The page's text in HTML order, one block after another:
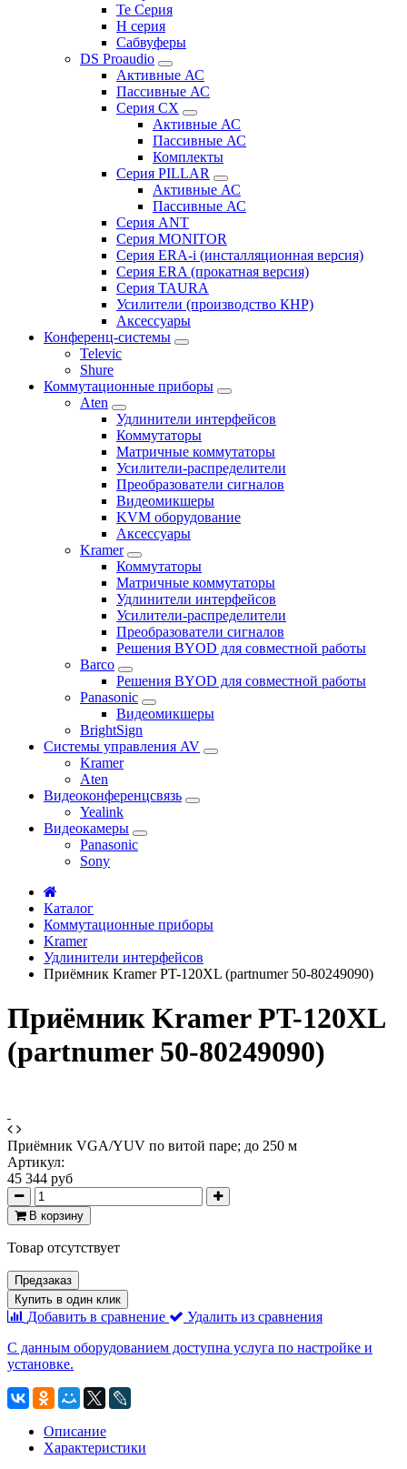
Te Серия
H серия
Сабвуферы
DS Proaudio
Активные АС
Пассивные АС
Серия CX
Активные АС
Пассивные АС
Комплекты
Серия PILLAR
Активные АС
Пассивные АС
Серия ANT
Серия MONITOR
Серия ERA-i (инсталляционная версия)
Серия ERA (прокатная версия)
Серия TAURA
Усилители (производство КНР)
Аксессуары
Конференц-системы
Televic
Shure
Коммутационные приборы
Aten
Удлинители интерфейсов
Коммутаторы
Матричные коммутаторы
Усилители-распределители
Преобразователи сигналов
Видеомикшеры
KVM оборудование
Аксессуары
Kramer
Коммутаторы
Матричные коммутаторы
Удлинители интерфейсов
Усилители-распределители
Преобразователи сигналов
Решения BYOD для совместной работы
Barco
Решения BYOD для совместной работы
Panasonic
Видеомикшеры
BrightSign
Системы управления AV
Kramer
Aten
Видеоконференцсвязь
Yealink
Видеокамеры
Panasonic
Sony
Каталог
Коммутационные приборы
Kramer
Удлинители интерфейсов
Приёмник Kramer PT-120XL (partnumer 50-80249090)
Приёмник Kramer PT-120XL
(partnumer 50-80249090)
Приёмник VGA/YUV по витой паре; до 250 м
Артикул:
45 344 руб
В корзину
Товар отсутствует
Предзаказ
Купить в один клик
Добавить в сравнение
Удалить из сравнения
С данным оборудованием доступна услуга по настройке и
установке.
Описание
Характеристики